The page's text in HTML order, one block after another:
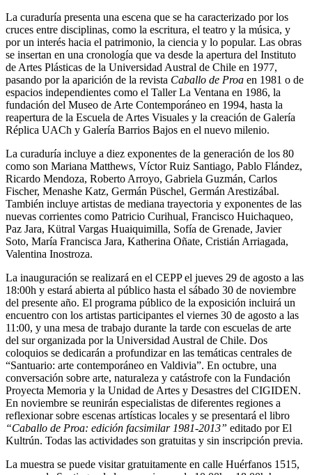
La curaduría presenta una escena que se ha caracterizado por los
cruces entre disciplinas, como la escritura, el teatro y la música, y
por un interés hacia el patrimonio, la ciencia y lo popular. Las obras
se insertan en una cronología que va desde la apertura del Instituto
de Artes Plásticas de la Universidad Austral de Chile en 1977,
pasando por la aparición de la revista Caballo de Proa en 1981 o de
espacios independientes como el Taller La Ventana en 1986, la
fundación del Museo de Arte Contemporáneo en 1994, hasta la
reapertura de la Escuela de Artes Visuales y la creación de Galería
Réplica UACh y Galería Barrios Bajos en el nuevo milenio.
La curaduría incluye a diez exponentes de la generación de los 80
como son Mariana Matthews, Víctor Ruiz Santiago, Pablo Flández,
Ricardo Mendoza, Roberto Arroyo, Gabriela Guzmán, Carlos
Fischer, Menashe Katz, Germán Püschel, Germán Arestizábal.
También incluye artistas de mediana trayectoria y exponentes de las
nuevas corrientes como Patricio Curihual, Francisco Huichaqueo,
Paz Jara, Kütral Vargas Huaiquimilla, Sofía de Grenade, Javier
Soto, María Francisca Jara, Katherina Oñate, Cristián Arriagada,
Valentina Inostroza.
La inauguración se realizará en el CEPP el jueves 29 de agosto a las
18:00h y estará abierta al público hasta el sábado 30 de noviembre
del presente año. El programa público de la exposición incluirá un
encuentro con los artistas participantes el viernes 30 de agosto a las
11:00, y una mesa de trabajo durante la tarde con escuelas de arte
del sur organizada por la Universidad Austral de Chile. Dos
coloquios se dedicarán a profundizar en las temáticas centrales de
“Santuario: arte contemporáneo en Valdivia”. En octubre, una
conversación sobre arte, naturaleza y catástrofe con la Fundación
Proyecta Memoria y la Unidad de Artes y Desastres del CIGIDEN.
En noviembre se reunirán especialistas de diferentes regiones a
reflexionar sobre escenas artísticas locales y se presentará el libro
“Caballo de Proa: edición facsimilar 1981-2013” editado por El
Kultrún. Todas las actividades son gratuitas y sin inscripción previa.
La muestra se puede visitar gratuitamente en calle Huérfanos 1515,